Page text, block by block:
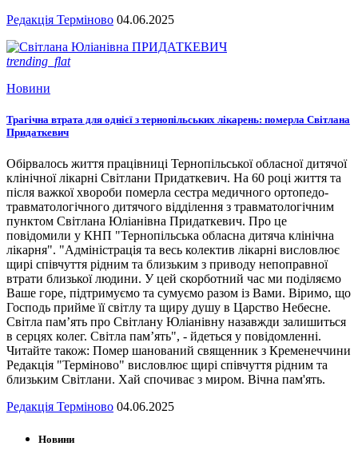
Редакція Терміново 04.06.2025
trending_flat
Новини
Трагічна втрата для однієї з тернопільських лікарень: померла Світлана
Придаткевич
Обірвалось життя працівниці Тернопільської обласної дитячої
клінічної лікарні Світлани Придаткевич. На 60 році життя та
після важкої хвороби померла сестра медичного ортопедо-
травматологічного дитячого відділення з травматологічним
пунктом Світлана Юліанівна Придаткевич. Про це
повідомили у КНП "Тернопільська обласна дитяча клінічна
лікарня". "Адміністрація та весь колектив лікарні висловлює
щирі співчуття рідним та близьким з приводу непоправної
втрати близької людини. У цей скорботний час ми поділяємо
Ваше горе, підтримуємо та сумуємо разом із Вами. Віримо, що
Господь прийме її світлу та щиру душу в Царство Небесне.
Світла пам’ять про Світлану Юліанівну назавжди залишиться
в серцях колег. Світла пам’ять", - йдеться у повідомленні.
Читайте також: Помер шанований священник з Кременеччини
Редакція "Терміново" висловлює щирі співчуття рідним та
близьким Світлани. Хай спочиває з миром. Вічна пам'ять.
Редакція Терміново 04.06.2025
Новини